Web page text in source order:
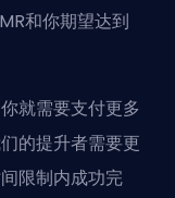
和你期望达到
就需要支付更多
的提升者需要更
限制内成功完